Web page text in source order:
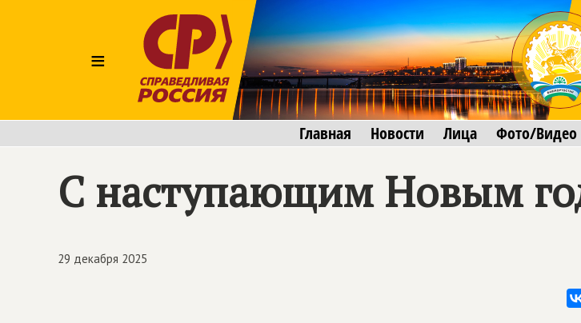
≡
Главная Новости Лица Фото/Видео
С наступающим Новым
29 декабря 2025